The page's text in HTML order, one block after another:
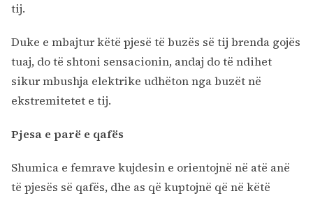
tij.
Duke e mbajtur këtë pjesë të buzës së tij brenda gojës
tuaj, do të shtoni sensacionin, andaj do të ndihet
sikur mbushja elektrike udhëton nga buzët në
ekstremitetet e tij.
Pjesa e parë e qafës
Shumica e femrave kujdesin e orientojnë në atë anë
të pjesës së qafës, dhe as që kuptojnë që në këtë